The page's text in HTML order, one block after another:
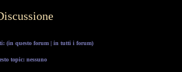
(in questo forum | in tutti i forum)
topic: nessuno